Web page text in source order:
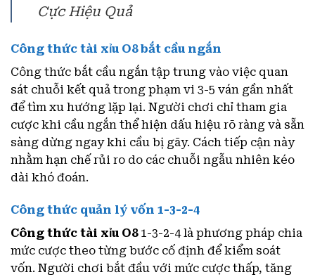
Cực Hiệu Quả
Công thức tài xỉu O8 bắt cầu ngắn
Công thức bắt cầu ngắn tập trung vào việc quan
sát chuỗi kết quả trong phạm vi 3-5 ván gần nhất
để tìm xu hướng lặp lại. Người chơi chỉ tham gia
cược khi cầu ngắn thể hiện dấu hiệu rõ ràng và sẵn
sàng dừng ngay khi cầu bị gãy. Cách tiếp cận này
nhằm hạn chế rủi ro do các chuỗi ngẫu nhiên kéo
dài khó đoán.
Công thức quản lý vốn 1-3-2-4
Công thức tài xỉu O81-3-2-4 là phương pháp chia
mức cược theo từng bước cố định để kiểm soát
vốn. Người chơi bắt đầu với mức cược thấp, tăng